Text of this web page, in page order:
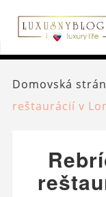
Domovská
reštaurácií v